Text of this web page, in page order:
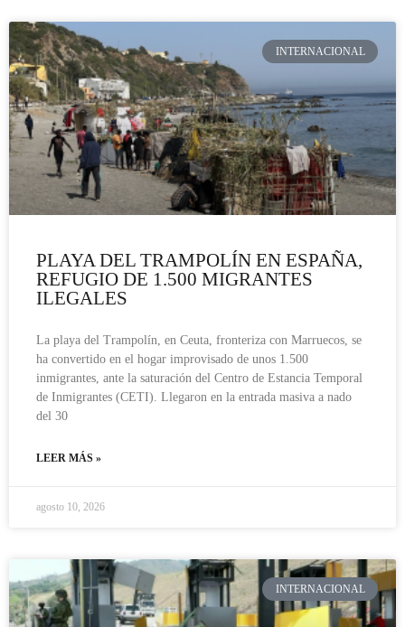
INTERNACIONAL
PLAYA DEL TRAMPOLÍN EN ESPAÑA,
REFUGIO DE 1.500 MIGRANTES
ILEGALES
La playa del Trampolín, en Ceuta, fronteriza con Marruecos, se
ha convertido en el hogar improvisado de unos 1.500
inmigrantes, ante la saturación del Centro de Estancia Temporal
de Inmigrantes (CETI). Llegaron en la entrada masiva a nado
del 30
LEER MÁS »
agosto 10, 2026
INTERNACIONAL